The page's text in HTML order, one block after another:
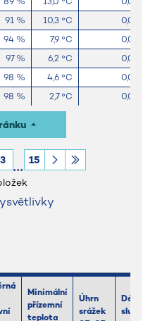
91 % 10,3 °C
0,0 mm
94 % 7,9 °C
0,0 mm
97 % 6,2 °C
0,0 mm
98 % 4,6 °C
0,0 mm
98 % 2,7 °C
0,0 mm
98 % -0,6 °C
98 % -1,3 °C
3 15
Minimální
přízemní
teplota
Úhrn
srážek
Délka